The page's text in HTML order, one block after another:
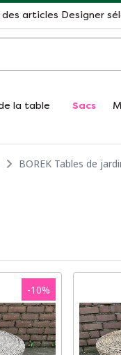
des articles Designer
la table Sacs
BOREK Tables de
-10%